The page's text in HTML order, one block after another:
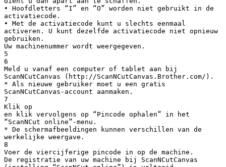
• Hoofdletters “I” en “O” worden niet gebruikt in de
activatiecode.
• Met de activatiecode kunt u slechts eenmaal
activeren. U kunt dezelfde activatiecode niet opnieuw
gebruiken.
Uw machinenummer wordt weergegeven.
5
6
Meld u vanaf een computer of tablet aan bij
ScanNCutCanvas (http://ScanNCutCanvas.Brother.com/).
* Als nieuwe gebruiker moet u een gratis
ScanNCutCanvas-account aanmaken.
7
Klik op
en klik vervolgens op “Pincode ophalen” in het
“ScanNCut online”-menu.
* De schermafbeeldingen kunnen verschillen van de
werkelijke weergave.
8
Voer de viercijferige pincode in op de machine.
De registratie van uw machine bij ScanNCutCanvas